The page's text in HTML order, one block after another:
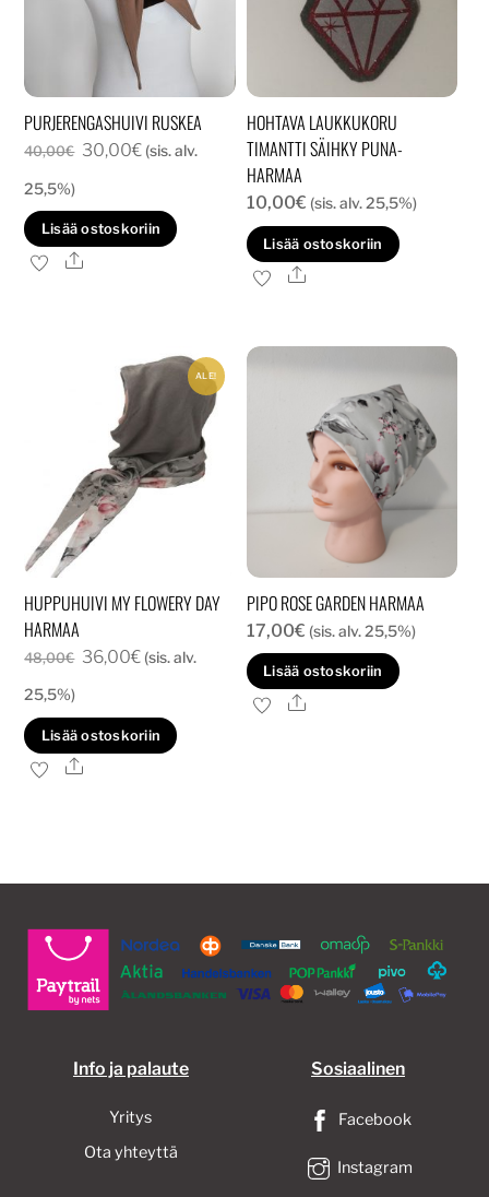
PURJERENGASHUIVI RUSKEA
40,00€ Alkuperäinen
oli:
40,00€.
30,00€Nykyinen
on:
30,00€.
(sis. alv.
25,5%)
Lisää ostoskoriin
Ale
HOHTAVA LAUKKUKORU
TIMANTTI SÄIHKY PUNA-
HARMAA
10,00€ (sis. alv. 25,5%)
Lisää ostoskoriin
Ale
ALE!
HUPPUHUIVI MY FLOWERY DAY
HARMAA
48,00€ Alkuperäinen
oli:
48,00€.
36,00€Nykyinen
on:
36,00€.
(sis. alv.
25,5%)
Lisää ostoskoriin
Ale
PIPO ROSE GARDEN HARMAA
17,00€ (sis. alv. 25,5%)
Lisää ostoskoriin
Ale
Info ja palaute
Yritys
Ota yhteyttä
Sosiaalinen
Facebook
Instagram